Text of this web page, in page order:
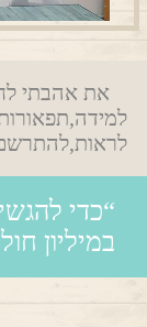
את אהבתי
“כדי
במיליון